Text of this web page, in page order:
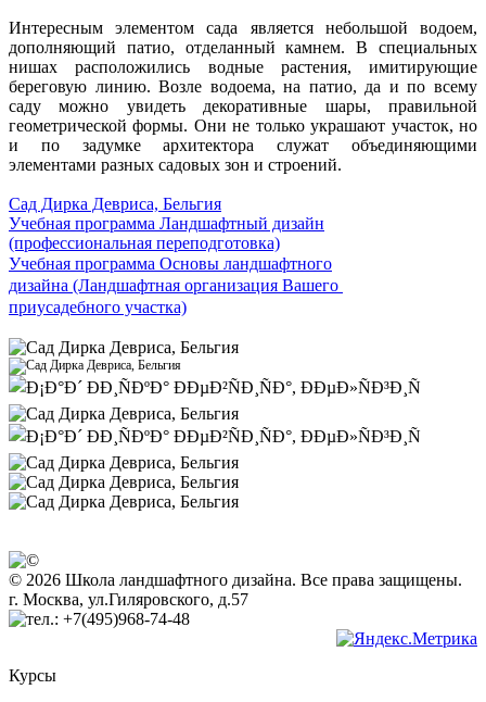
Интересным элементом сада является небольшой водоем,
дополняющий патио, отделанный камнем. В специальных
нишах расположились водные растения, имитирующие
береговую линию. Возле водоема, на патио, да и по всему
саду можно увидеть декоративные шары, правильной
геометрической формы. Они не только украшают участок, но
и по задумке архитектора служат объединяющими
элементами разных садовых зон и строений.
Сад Дирка Девриса, Бельгия
Учебная программа Ландшафтный дизайн
(профессиональная переподготовка)
Учебная программа Основы ландшафтного
дизайна (Ландшафтная организация Вашего
приусадебного участка)
© 2026 Школа ландшафтного дизайна. Все права защищены.
г. Москва, ул.Гиляровского, д.57
+7(495)968-74-48
Курсы